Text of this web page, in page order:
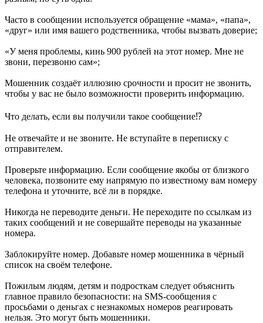
Часто в сообщении используется обращение «мама», «папа»,
«друг» или имя вашего родственника, чтобы вызвать доверие;
«У меня проблемы, кинь 900 рублей на этот номер. Мне не
звони, перезвоню сам»;
Мошенник создаёт иллюзию срочности и просит не звонить,
чтобы у вас не было возможности проверить информацию.
Что делать, если вы получили такое сообщение⁉
Не отвечайте и не звоните. Не вступайте в переписку с
отправителем.
Проверьте информацию. Если сообщение якобы от близкого
человека, позвоните ему напрямую по известному вам номеру
телефона и уточните, всё ли в порядке.
Никогда не переводите деньги. Не переходите по ссылкам из
таких сообщений и не совершайте переводы на указанные
номера.
Заблокируйте номер. Добавьте номер мошенника в чёрный
список на своём телефоне.
Пожилым людям, детям и подросткам следует объяснить
главное правило безопасности: на SMS-сообщения с
просьбами о деньгах с незнакомых номеров реагировать
нельзя. Это могут быть мошенники.